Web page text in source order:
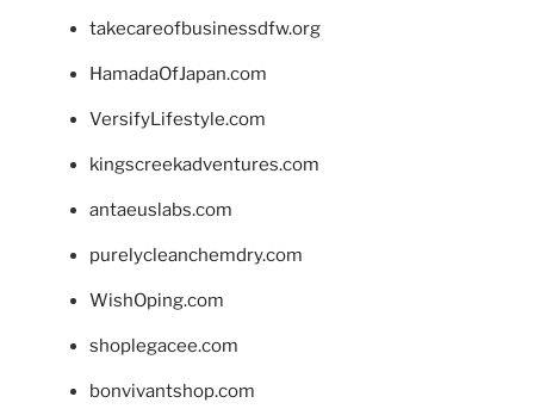
takecareofbusinessdfw.org
HamadaOfJapan.com
VersifyLifestyle.com
kingscreekadventures.com
antaeuslabs.com
purelycleanchemdry.com
WishOping.com
shoplegacee.com
bonvivantshop.com